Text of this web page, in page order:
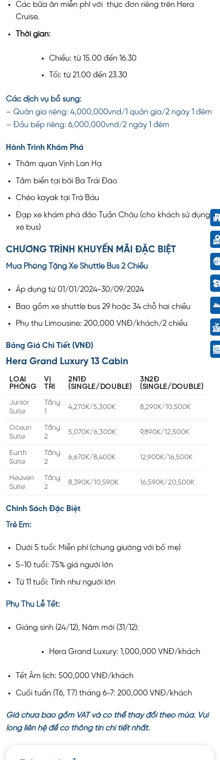
Các bữa ăn miễn phí với thực đơn riêng trên Hera
Cruise.
hời gian:
Chiều: từ 15.00 đến 16.30
Tối: từ 21.00 đến 23.30
Các dịch vụ bổ sung:
– Quản gia riêng: 4,000,000vnd/1 quản gia/2 ngày 1 đêm
– Đầu bếp riêng: 6,000,000vnd/2 ngày 1 đêm
Hành Trình Khám Phá
Thăm quan Vịnh Lan Hạ
Tắm biển tại bãi Ba Trái Đào
Chèo kayak tại Trà Báu
Đạp xe khám phá đảo Tuần Châu (cho khách sử dụng
xe bus)
CHƯƠNG TRÌNH KHUYẾN MÃI ĐẶC BIỆT
Mua Phòng Tặng Xe Shuttle Bus 2 Chiều
Áp dụng từ 01/01/2024-30/09/2024
Bao gồm xe shuttle bus 29 hoặc 34 chỗ hai chiều
Phụ thu Limousine: 200,000 VNĐ/khách/2 chiều
Bảng Giá Chi Tiết (VNĐ)
Hera Grand Luxury 13 Cabin
LOẠI
PHÒNG
VỊ
TRÍ
2N1Đ
(SINGLE/DOUBLE)
3N2Đ
(SINGLE/DOUBLE)
Junior
Suite
Tầng
1
4,270K/5,300K 8,290K/10,500K
Ocean
Suite
Tầng
2
5,070K/6,300K 9,890K/12,500K
Earth
Suite
Tầng
2
6,670K/8,400K 12,900K/16,500K
Heaven
Suite
Tầng
2
8,390K/10,590K 16,590K/20,500K
Chính Sách Đặc Biệt
Trẻ Em:
Dưới 5 tuổi: Miễn phí (chung giường với bố mẹ)
5-10 tuổi: 75% giá người lớn
Từ 11 tuổi: Tính như người lớn
Phụ Thu Lễ Tết:
Giáng sinh (24/12), Năm mới (31/12):
Hera Grand Luxury: 1,000,000 VNĐ/khách
Tết Âm lịch: 500,000 VNĐ/khách
Cuối tuần (T6, T7) tháng 6-7: 200,000 VNĐ/khách
Giá chưa bao gồm VAT và có thể thay đổi theo mùa. Vui
lòng liên hệ để có thông tin chi tiết nhất.